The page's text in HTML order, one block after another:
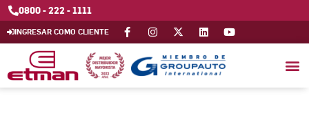
0800 - 222 - 1111
INGRESAR COMO CLIENTE